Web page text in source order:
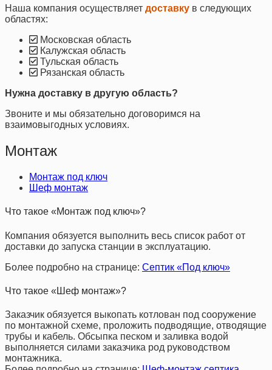
Наша компания осуществляет доставку в следующих
областях:
Московская область
Калужская область
Тульская область
Рязанская область
Нужна доставку в другую область?
Звоните и мы обязательно договоримся на
взаимовыгодных условиях.
Монтаж
Монтаж под ключ
Шеф монтаж
Что такое «Монтаж под ключ»?
Компания обязуется выполнить весь список работ от
доставки до запуска станции в эксплуатацию.
Более подробно на странице: Септик «Под ключ»
Что такое «Шеф монтаж»?
Заказчик обязуется выкопать котлован под сооружение
по монтажной схеме, проложить подводящие, отводящие
трубы и кабель. Обсыпка песком и заливка водой
выполняется силами заказчика род руководством
монтажника.